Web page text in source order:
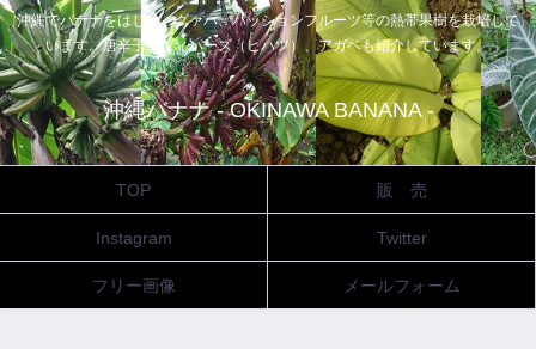
沖縄でバナナをはじめ、グァバ、パッションフルーツ等の熱帯果樹を栽培して
います。唐辛子、ピィパーズ（ヒハツ）、アガベも紹介しています。
沖縄バナナ - OKINAWA BANANA -
TOP 販 売
Instagram Twitter
フリー画像 メールフォーム